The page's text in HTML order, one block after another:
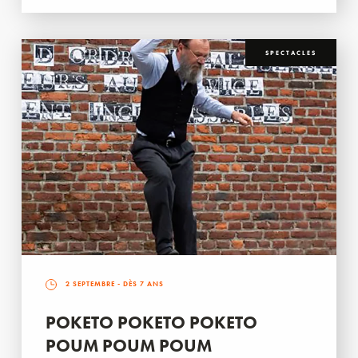
SPECTACLES
2 SEPTEMBRE - DÈS 7 ANS
POKETO POKETO POKETO
POUM POUM POUM